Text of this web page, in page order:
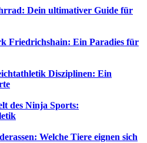
Dein ultimativer Guide für
Friedrichshain: Ein Paradies für
Disziplinen: Ein
des Ninja Sports:
Welche Tiere eignen sich